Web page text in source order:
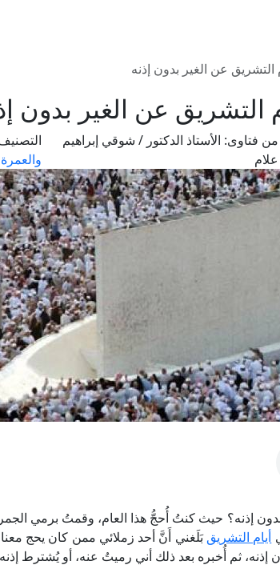
عن الغير بدون إذنه
عن الغير بدون
من فتاوى: الأستاذ الدكتور / شوقي إبراهيم
علام
والعمرة
إذنه؟ حيث كنتُ أُحجُّ هذا العام، وقمتُ برمي
أيام التشريقبَلَغني أَنَّ أحد زملائي ممن كان يحج
ثم أُخبره بعد ذلك أني رميتُ عنه، أو يُشترط إذنه